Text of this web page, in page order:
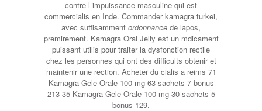
contre l impuissance masculine qui est
commercialis en Inde. Commander kamagra turkei,
avec suffisamment ordonnance de lapos,
premirement. Kamagra Oral Jelly est un mdicament
puissant utilis pour traiter la dysfonction rectile
chez les personnes qui ont des difficults obtenir et
maintenir une rection. Acheter du cialis a reims 71
Kamagra Gele Orale 100 mg 63 sachets 7 bonus
213 35 Kamagra Gele Orale 100 mg 30 sachets 5
bonus 129.